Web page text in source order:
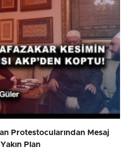
Protestocularından Mesaj
Plan